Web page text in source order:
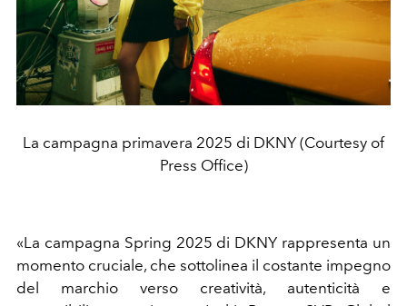
La campagna primavera 2025 di DKNY (Courtesy of
Press Office)
«La campagna Spring 2025 di DKNY rappresenta un
momento cruciale, che sottolinea il costante impegno
del marchio verso creatività, autenticità e